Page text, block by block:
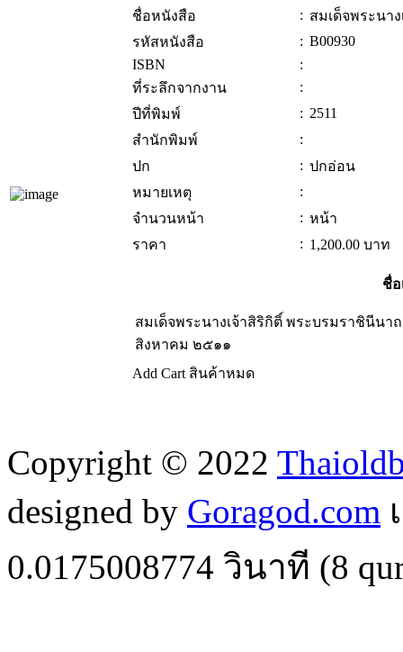
ชื่อหนังสือ : สมเด็จพระนา
รหัสหนังสือ
: B00930
ISBN
:
ที่ระลึกจากงาน
:
ปีที่พิมพ์
: 2511
สำนักพิมพ์
:
ปก
: ปกอ่อน
หมายเหตุ
:
จำนวนหน้า
: หน้า
ราคา
: 1,200.00 บาท
ชื่อ
สมเด็จพระนางเจ้าสิริกิติ์ พระบรมราชินีน
สิงหาคม ๒๕๑๑
Add Cart สินค้าหมด
Copyright © 2022
designed by Goragod.com
0.0175008774 วินาที (8